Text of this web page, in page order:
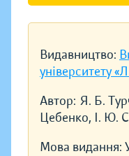
Видавництво:
університету
Автор: Я. Б.
Цебенко, І. Ю.
Мова видання: